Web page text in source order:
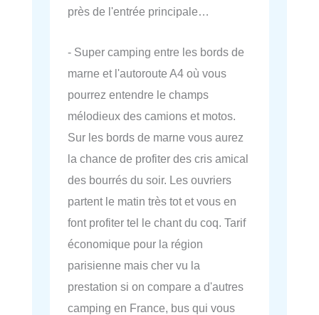
près de l'entrée principale…
- Super camping entre les bords de
marne et l'autoroute A4 où vous
pourrez entendre le champs
mélodieux des camions et motos.
Sur les bords de marne vous aurez
la chance de profiter des cris amical
des bourrés du soir. Les ouvriers
partent le matin très tot et vous en
font profiter tel le chant du coq. Tarif
économique pour la région
parisienne mais cher vu la
prestation si on compare a d'autres
camping en France, bus qui vous